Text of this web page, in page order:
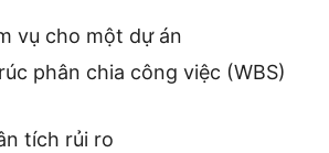
vụ cho một dự án
phân chia công việc (WBS)
tích rủi ro